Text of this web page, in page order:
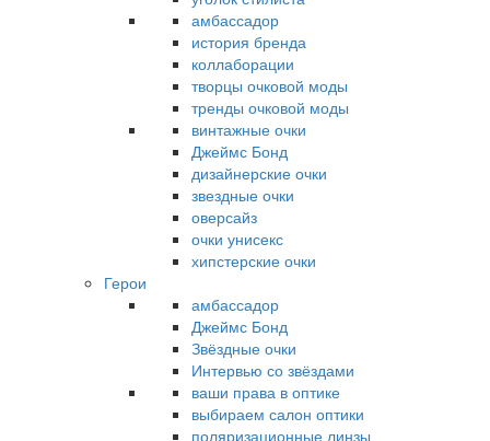
амбассадор
история бренда
коллаборации
творцы очковой моды
тренды очковой моды
винтажные очки
Джеймс Бонд
дизайнерские очки
звездные очки
оверсайз
очки унисекс
хипстерские очки
Герои
амбассадор
Джеймс Бонд
Звёздные очки
Интервью со звёздами
ваши права в оптике
выбираем салон оптики
поляризационные линзы